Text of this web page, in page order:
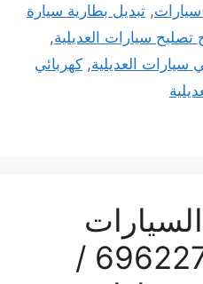
سيارات, تبديل بطارية سيارة
تصليح سيارات العديلية,
سيارات العديلية, كهربائي
العديلية / 69622745 /